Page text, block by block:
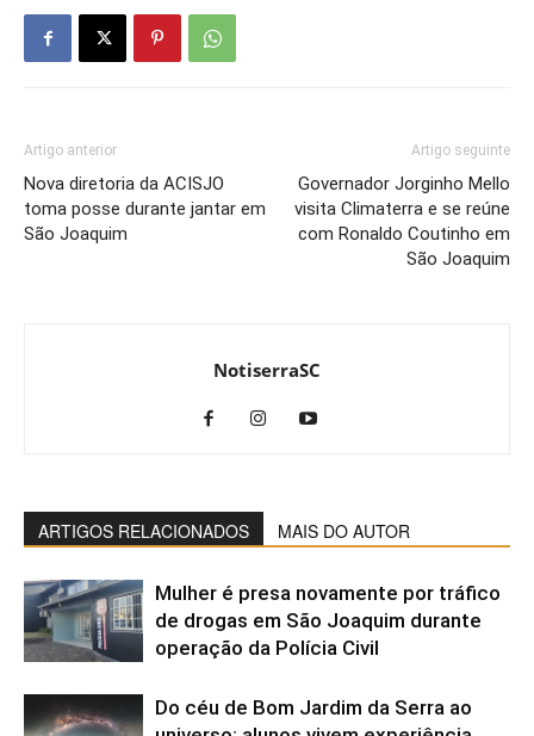
Artigo anterior
Nova diretoria da ACISJO
toma posse durante jantar em
São Joaquim
Artigo seguinte
Governador Jorginho Mello
visita Climaterra e se reúne
com Ronaldo Coutinho em
São Joaquim
NotiserraSC
ARTIGOS RELACIONADOS MAIS DO AUTOR
Mulher é presa novamente por tráfico
de drogas em São Joaquim durante
operação da Polícia Civil
Do céu de Bom Jardim da Serra ao